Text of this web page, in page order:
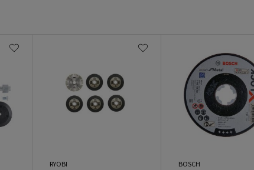
RYOBI BOSCH